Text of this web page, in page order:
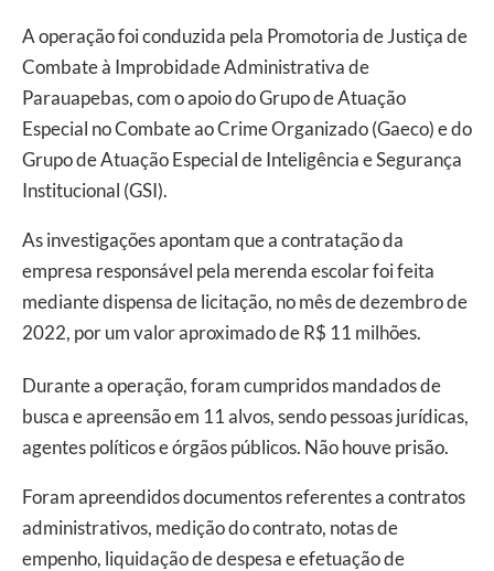
A operação foi conduzida pela Promotoria de Justiça de
Combate à Improbidade Administrativa de
Parauapebas, com o apoio do Grupo de Atuação
Especial no Combate ao Crime Organizado (Gaeco) e do
Grupo de Atuação Especial de Inteligência e Segurança
Institucional (GSI).
As investigações apontam que a contratação da
empresa responsável pela merenda escolar foi feita
mediante dispensa de licitação, no mês de dezembro de
2022, por um valor aproximado de R$ 11 milhões.
Durante a operação, foram cumpridos mandados de
busca e apreensão em 11 alvos, sendo pessoas jurídicas,
agentes políticos e órgãos públicos. Não houve prisão.
Foram apreendidos documentos referentes a contratos
administrativos, medição do contrato, notas de
empenho, liquidação de despesa e efetuação de